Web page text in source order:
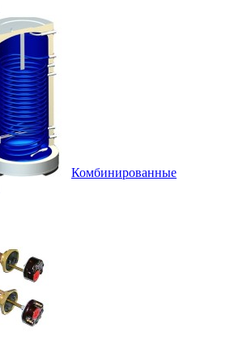
Комбинированные